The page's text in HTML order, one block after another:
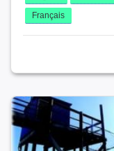
Français